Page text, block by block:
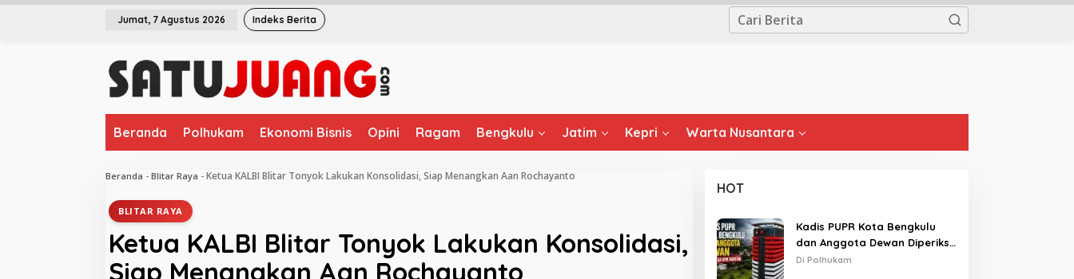
L
Jumat, 7 Agustus 2026 Indeks Berita
Beranda Polhukam Ekonomi Bisnis Opini Ragam Bengkulu Jatim Kepri Warta Nusantara
Beranda - Blitar Raya - Ketua KALBI Blitar Tonyok Lakukan Konsolidasi, Siap Menangkan Aan Rochayanto
BLITAR RAYA
Ketua KALBI Blitar Tonyok Lakukan Konsolidasi,
Siap Menangkan Aan Rochayanto
HOT
Kadis PUPR Kota Bengkulu
dan Anggota Dewan Diperiksa
KPK Hari Ini
Di Polhukam